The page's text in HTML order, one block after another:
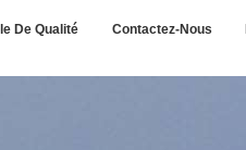
De Qualité Contactez-Nous